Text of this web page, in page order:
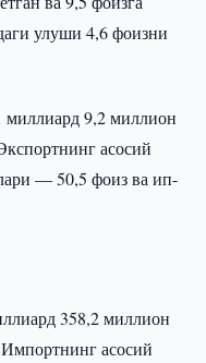
улуши 4,6 фоизни
миллиард 9,2 миллион
асосий
— 50,5 фоиз ва ип-
358,2 миллион
асосий